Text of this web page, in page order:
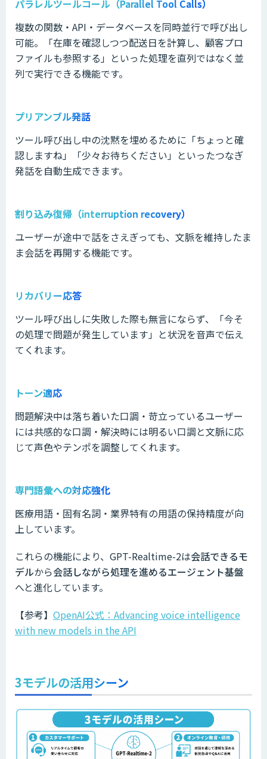
パラレルツールコール（Parallel Tool Calls）
複数の関数・API・データベースを同時並行で呼び出し
可能。「在庫を確認しつつ配送日を計算し、顧客プロ
ファイルも参照する」といった処理を直列ではなく並
列で実行できる機能です。
プリアンブル発話
ツール呼び出し中の沈黙を埋めるために「ちょっと確
認しますね」「少々お待ちください」といったつなぎ
発話を自動生成できます。
割り込み復帰（interruption recovery）
ユーザーが途中で話をさえぎっても、文脈を維持したま
ま会話を再開する機能です。
リカバリー応答
ツール呼び出しに失敗した際も無言にならず、「今そ
の処理で問題が発生しています」と状況を音声で伝え
てくれます。
トーン適応
問題解決中は落ち着いた口調・苛立っているユーザー
には共感的な口調・解決時には明るい口調と文脈に応
じて声色やテンポを調整してくれます。
専門語彙への対応強化
医療用語・固有名詞・業界特有の用語の保持精度が向
上しています。
これらの機能により、GPT-Realtime-2は会話できるモ
デルから会話しながら処理を進めるエージェント基盤
へと進化しています。
【参考】 OpenAI公式：Advancing voice intelligence
with new models in the API
3モデルの活用シーン